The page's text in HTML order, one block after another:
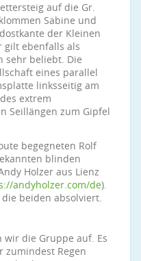
auf die Gr.
Sabine und
der Kleinen
gilt ebenfalls als
sehr beliebt. Die
eines parallel
linksseitig am
extrem
Seillängen zum Gipfel
begegneten Rolf
blinden
Holzer aus Lienz
andyholzer.com/de).
beiden absolviert.
die Gruppe auf. Es
zumindest Regen